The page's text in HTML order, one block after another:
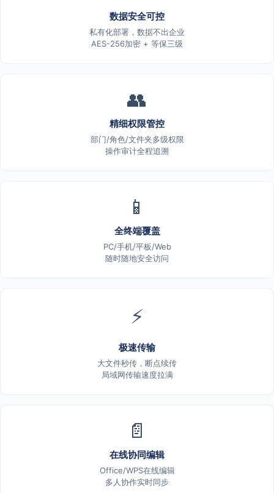
数据安全可控
私有化部署，数据不出企业
AES-256加密 + 等保三级
👥
精细权限管控
部门/角色/文件夹多级权限
操作审计全程追溯
📱
全终端覆盖
PC/手机/平板/Web
随时随地安全访问
⚡
极速传输
大文件秒传，断点续传
局域网传输速度拉满
📄
在线协同编辑
Office/WPS在线编辑
多人协作实时同步